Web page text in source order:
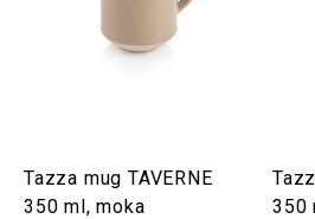
Tazza mug TAVERNE
350 ml, moka
350